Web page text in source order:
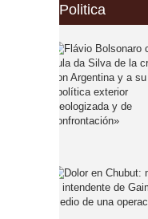
Politica